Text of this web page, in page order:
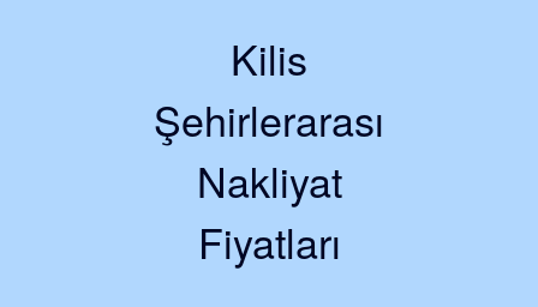
Kilis
Şehirlerarası
Nakliyat
Fiyatları